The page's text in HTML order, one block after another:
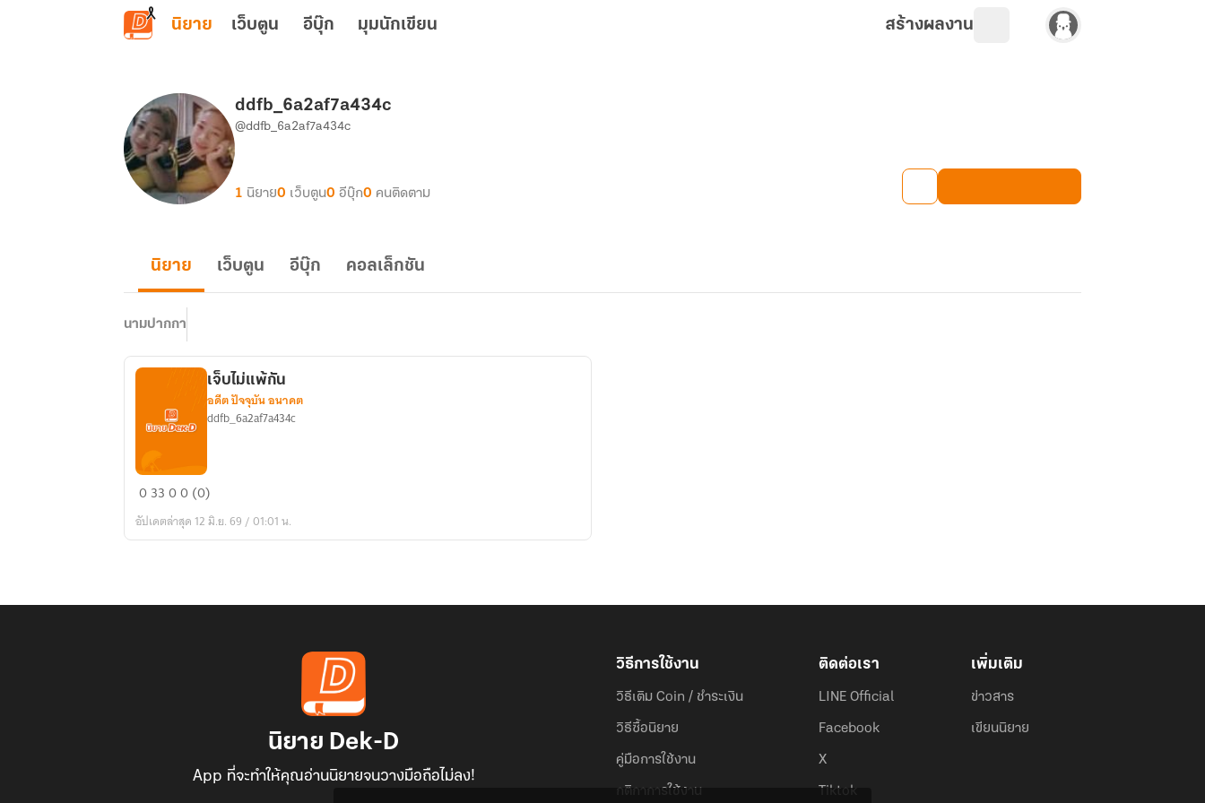
ข้ามไปยังเนื้อหาหลัก
นิยาย เว็บตูน อีบุ๊ก มุมนักเขียน สร้างผลงาน
ddfb_6a2af7a434c
@ddfb_6a2af7a434c
1 นิยาย0 เว็บตูน0 อีบุ๊ก0 คนติดตาม
นิยาย เว็บตูน อีบุ๊ก คอลเล็กชัน
นามปากกา
เจ็บ
แพ้
เจ็บไม่แพ้กัน
อดีต ปัจจุบัน อนาคต
ddfb_6a2af7a434c
03300 (0)
อัปเดตล่าสุด 12 มิ.ย. 69 / 01:01 น.
นิยาย Dek-D
App ที่จะทำให้คุณอ่านนิยายจนวางมือถือไม่ลง!
วิธีการใช้งาน
วิธีเติม Coin / ชำระเงิน
วิธีซื้อนิยาย
คู่มือการใช้งาน
กติกาการใช้งาน
ติดต่อเรา
LINE Official
Facebook
X
Tiktok
เพิ่มเติม
ข่าวสาร
เขียนนิยาย